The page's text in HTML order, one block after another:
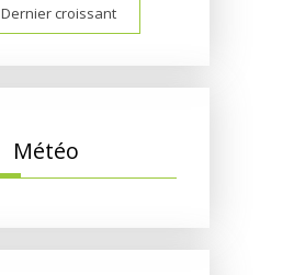
Dernier croissant
Météo